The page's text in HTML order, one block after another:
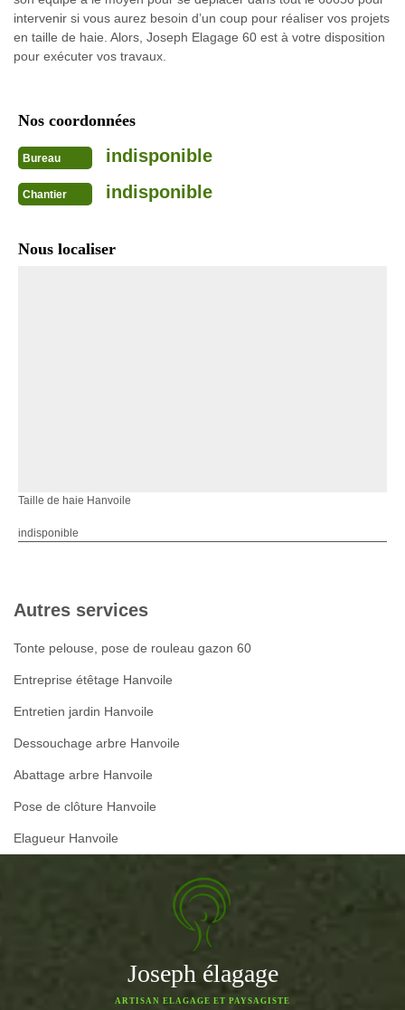
intervenir si vous aurez besoin d’un coup pour réaliser vos projets
en taille de haie. Alors, Joseph Elagage 60 est à votre disposition
pour exécuter vos travaux.
Nos coordonnées
Bureau indisponible
Chantier indisponible
Nous localiser
Taille de haie Hanvoile
indisponible
Autres services
Tonte pelouse, pose de rouleau gazon 60
Entreprise étêtage Hanvoile
Entretien jardin Hanvoile
Dessouchage arbre Hanvoile
Abattage arbre Hanvoile
Pose de clôture Hanvoile
Elagueur Hanvoile
Joseph élagage
ARTISAN ELAGAGE ET PAYSAGISTE